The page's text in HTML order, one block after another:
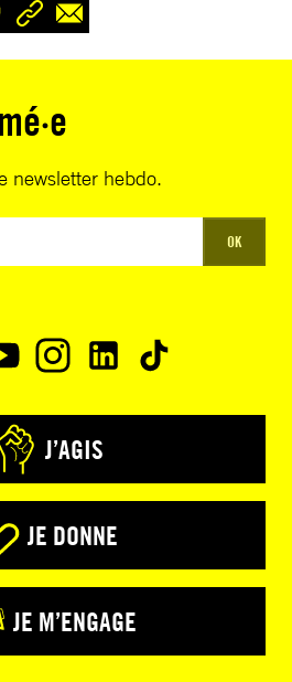
newsletter hebdo.
OK
J’AGIS
JE DONNE
JE M’ENGAGE